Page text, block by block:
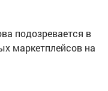
подозревается в
маркетплейсов на